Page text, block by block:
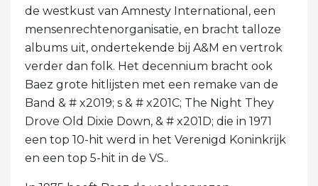
de westkust van Amnesty International, een
mensenrechtenorganisatie, en bracht talloze
albums uit, ondertekende bij A&M en vertrok
verder dan folk. Het decennium bracht ook
Baez grote hitlijsten met een remake van de
Band & # x2019; s & # x201C; The Night They
Drove Old Dixie Down, & # x201D; die in 1971
een top 10-hit werd in het Verenigd Koninkrijk
en een top 5-hit in de VS..